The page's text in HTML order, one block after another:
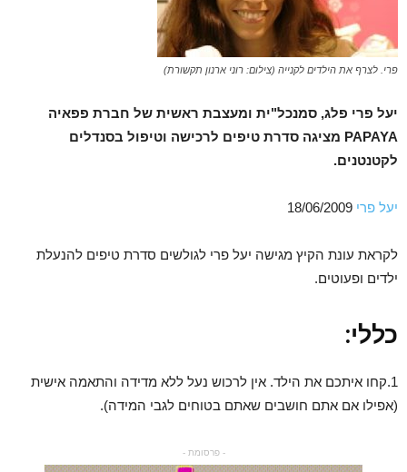
פרי. לצרף את הילדים לקנייה (צילום: רוני ארנון תקשורת)
יעל פרי פלג, סמנכל"ית ומעצבת ראשית של חברת פפאיה
PAPAYA מציגה סדרת טיפים לרכישה וטיפול בסנדלים
לקטנטנים.
יעל פרי
לקראת עונת הקיץ מגישה יעל פרי לגולשים סדרת טיפים להנעלת
ילדים ופעוטים.
כללי:
1.קחו איתכם את הילד. אין לרכוש נעל ללא מדידה והתאמה אישית
(אפילו אם אתם חושבים שאתם בטוחים לגבי המידה).
- פרסומת -